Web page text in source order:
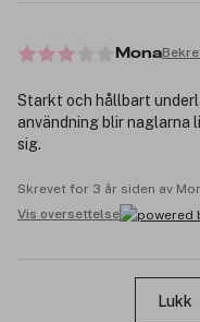
Mona
Starkt och hållbart
användning blir naglarna
sig.
Skrevet for 3 år siden av
Vis oversettelse
Lukk